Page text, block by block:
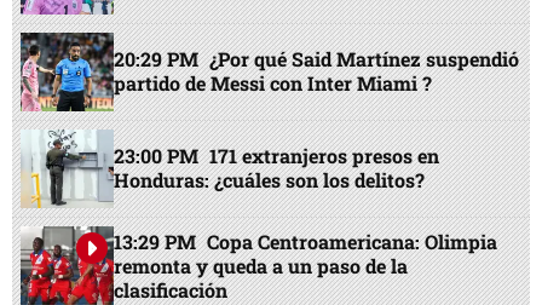
20:29 PM ¿Por qué Said Martínez suspendió
partido de Messi con Inter Miami ?
23:00 PM 171 extranjeros presos en
Honduras: ¿cuáles son los delitos?
13:29 PM Copa Centroamericana: Olimpia
remonta y queda a un paso de la
clasificación